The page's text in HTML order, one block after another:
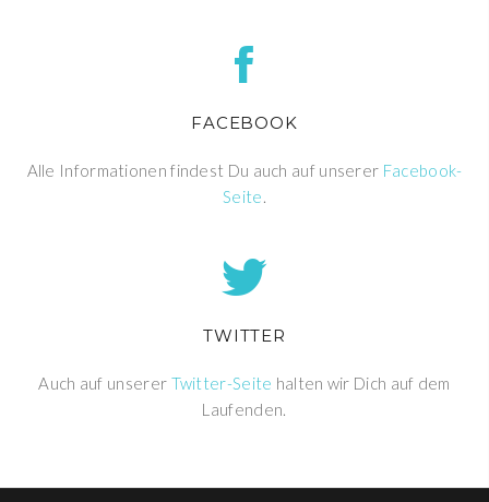
FACEBOOK
Alle Informationen findest Du auch auf unserer Facebook-
Seite.
TWITTER
Auch auf unserer Twitter-Seite halten wir Dich auf dem
Laufenden.